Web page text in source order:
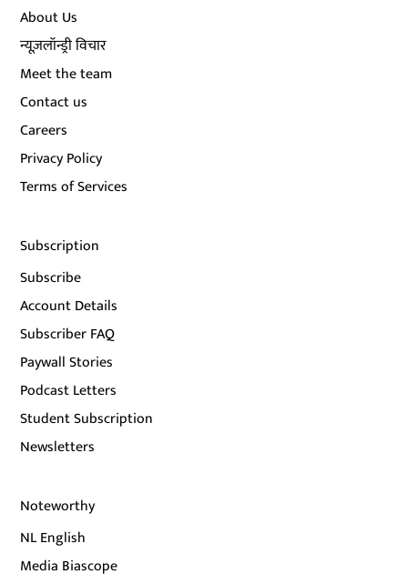
About Us
न्यूज़लॉन्ड्री विचार
Meet the team
Contact us
Careers
Privacy Policy
Terms of Services
Subscription
Subscribe
Account Details
Subscriber FAQ
Paywall Stories
Podcast Letters
Student Subscription
Newsletters
Noteworthy
NL English
Media Biascope